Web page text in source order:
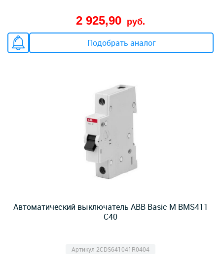
2 925,90 руб.
Подобрать аналог
Автоматический выключатель ABB Basic M BMS411
C40
Артикул 2CDS641041R0404